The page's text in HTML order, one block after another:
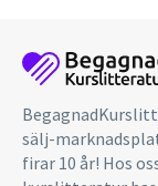
sälj-
firar 10 år! Hos